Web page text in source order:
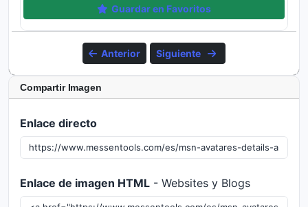
Guardar en Favoritos
Anterior Siguiente
Compartir Imagen
Enlace directo
Enlace de imagen HTML - Websites y Blogs